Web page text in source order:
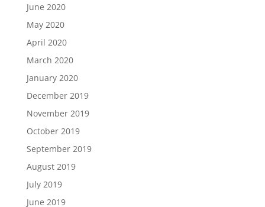
June 2020
May 2020
April 2020
March 2020
January 2020
December 2019
November 2019
October 2019
September 2019
August 2019
July 2019
June 2019